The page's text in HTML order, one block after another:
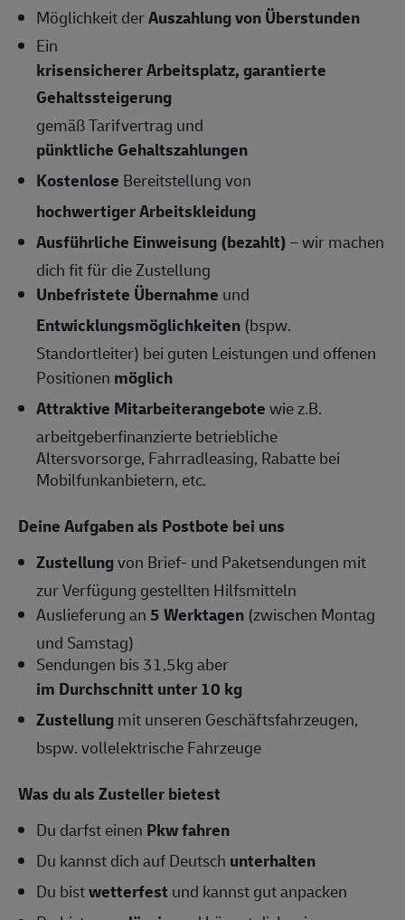
Möglichkeit derAuszahlung von Überstunden
Ein
krisensicherer Arbeitsplatz, garantierte
Gehaltssteigerung
gemäß Tarifvertrag und
pünktliche Gehaltszahlungen
Kostenlose Bereitstellung von
hochwertiger Arbeitskleidung
Ausführliche Einweisung (bezahlt)– wir machen
dich fit für die Zustellung
Unbefristete Übernahme und
Entwicklungsmöglichkeiten (bspw.
Standortleiter) bei guten Leistungen und offenen
Positionen möglich
Attraktive Mitarbeiterangebotewie z.B.
arbeitgeberfinanzierte betriebliche
Altersvorsorge, Fahrradleasing, Rabatte bei
Mobilfunkanbietern, etc.
Deine Aufgaben als Postbote bei uns
Zustellungvon Brief- und Paketsendungen mit
zur Verfügung gestellten Hilfsmitteln
Auslieferung an5 Werktagen (zwischen Montag
und Samstag)
Sendungen bis 31,5kg aber
im Durchschnitt unter 10 kg
Zustellungmit unseren Geschäftsfahrzeugen,
bspw. vollelektrische Fahrzeuge
Was du als Zusteller bietest
Du darfst einen Pkw fahren
Du kannst dich auf Deutsch unterhalten
Du bistwetterfest und kannst gut anpacken